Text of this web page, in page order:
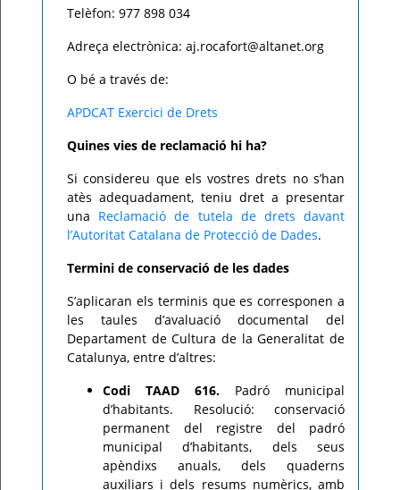
Telèfon: 977 898 034
Adreça electrònica: aj.rocafort@altanet.org
O bé a través de:
APDCAT Exercici de Drets
Quines vies de reclamació hi ha?
Si considereu que els vostres drets no s’han
atès adequadament, teniu dret a presentar
una Reclamació de tutela de drets davant
l’Autoritat Catalana de Protecció de Dades.
Termini de conservació de les dades
S’aplicaran els terminis que es corresponen a
les taules d’avaluació documental del
Departament de Cultura de la Generalitat de
Catalunya, entre d’altres:
Codi TAAD 616. Padró municipal
d’habitants. Resolució: conservació
permanent del registre del padró
municipal d’habitants, dels seus
apèndixs anuals, dels quaderns
auxiliars i dels resums numèrics, amb